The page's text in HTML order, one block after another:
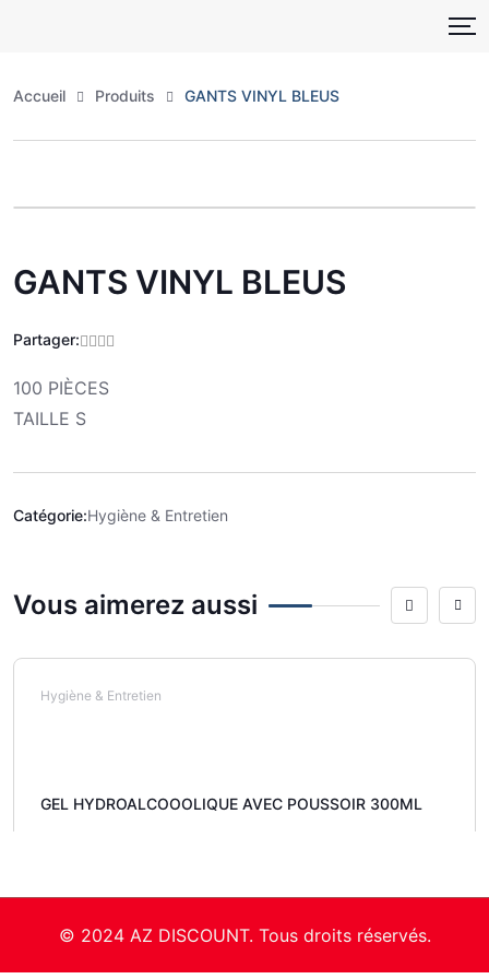
Accueil Produits GANTS VINYL BLEUS
GANTS VINYL BLEUS
Partager:
100 PIÈCES
TAILLE S
Catégorie:Hygiène & Entretien
Vous aimerez aussi
Hygiène & Entretien
GEL HYDROALCOOOLIQUE AVEC POUSSOIR 300ML
© 2024 AZ DISCOUNT. Tous droits réservés.